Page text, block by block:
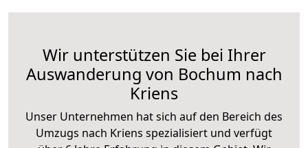
Wir unterstützen Sie bei Ihrer
Auswanderung von Bochum nach
Kriens
Unser Unternehmen hat sich auf den Bereich des
Umzugs nach Kriens spezialisiert und verfügt